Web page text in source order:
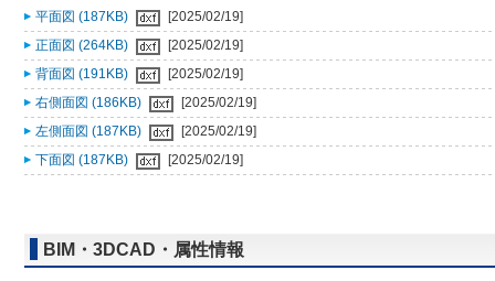
平面図 (187KB)
[2025/02/19]
正面図 (264KB)
[2025/02/19]
背面図 (191KB)
[2025/02/19]
右側面図 (186KB)
[2025/02/19]
左側面図 (187KB)
[2025/02/19]
下面図 (187KB)
[2025/02/19]
BIM・3DCAD・属性情報